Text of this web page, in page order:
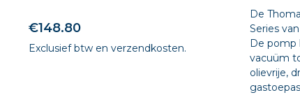
€148.80
Exclusief btw en verzendkosten.
De
Series
De pomp
vacuüm
olievrije,